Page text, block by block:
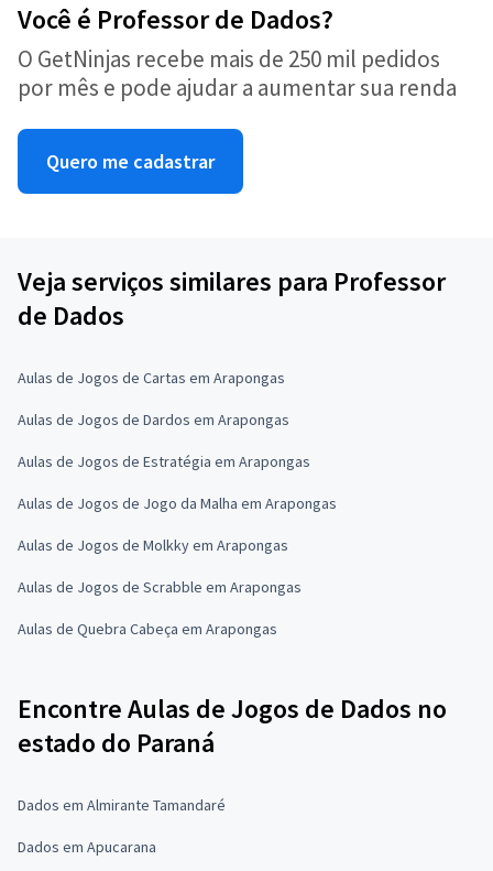
Você é Professor de Dados?
O GetNinjas recebe mais de 250 mil pedidos
por mês e pode ajudar a aumentar sua renda
Quero me cadastrar
Veja serviços similares para Professor
de Dados
Aulas de Jogos de Cartas em Arapongas
Aulas de Jogos de Dardos em Arapongas
Aulas de Jogos de Estratégia em Arapongas
Aulas de Jogos de Jogo da Malha em Arapongas
Aulas de Jogos de Molkky em Arapongas
Aulas de Jogos de Scrabble em Arapongas
Aulas de Quebra Cabeça em Arapongas
Encontre Aulas de Jogos de Dados no
estado do Paraná
Dados em Almirante Tamandaré
Dados em Apucarana